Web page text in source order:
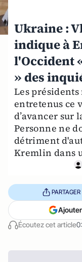
Ukraine :
indique à
l'Occident
» des
Les présidents
entretenus ce
d’avancer sur
Personne ne
détriment
Kremlin dans
Écoutez cet article
PARTAGER